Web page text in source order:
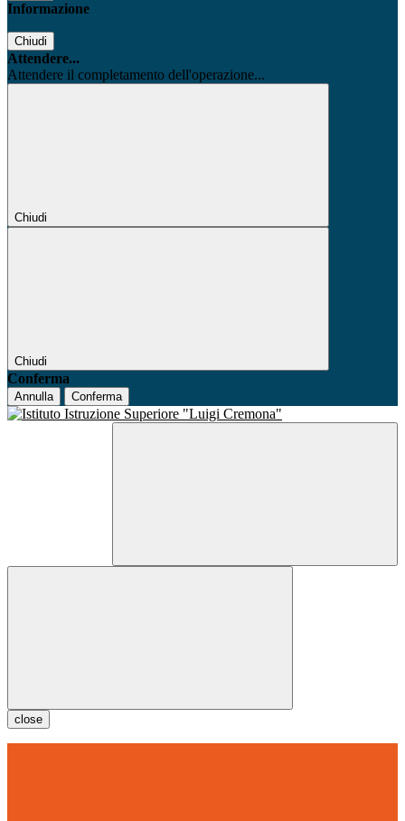
Informazione
Chiudi
Attendere...
Attendere il completamento dell'operazione...
Chiudi
Chiudi
Conferma
Annulla Conferma
close